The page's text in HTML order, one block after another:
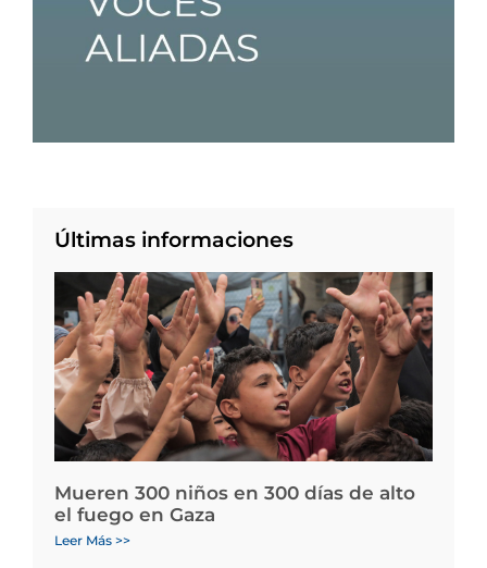
Últimas informaciones
Mueren 300 niños en 300 días de alto
el fuego en Gaza
Leer Más >>